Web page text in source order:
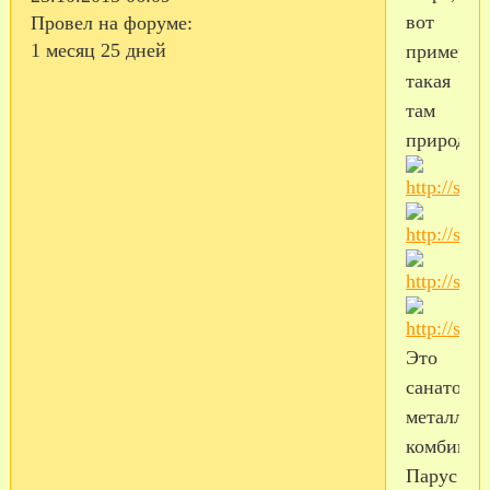
Провел на форуме:
1 месяц 25 дней
вот
примерно
такая
там
природа
Это
Парус